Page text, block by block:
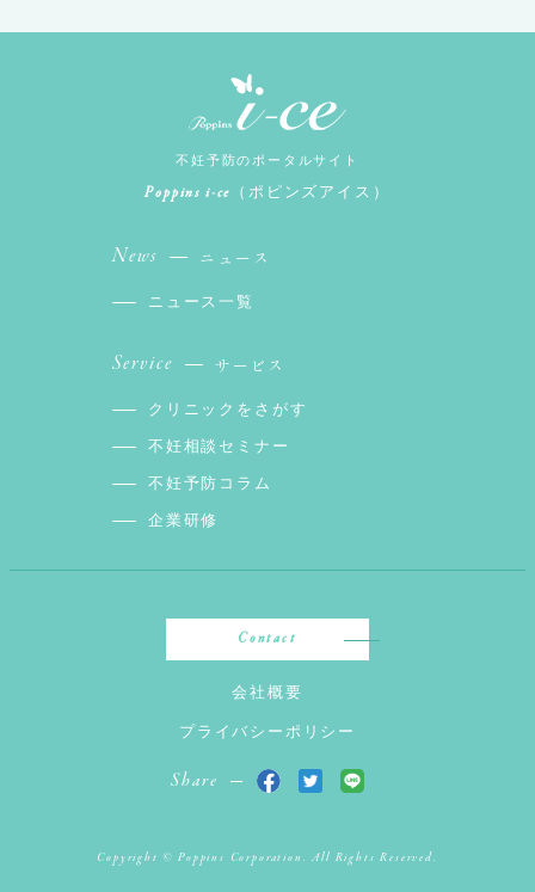
不妊予防のポータルサイト
Poppins i-ce （ポピンズアイス）
News ニュース
ニュース一覧
Service サービス
クリニックをさがす
不妊相談セミナー
不妊予防コラム
企業研修
Contact
会社概要
プライバシーポリシー
Share
Copyright © Poppins Corporation. All Rights Reserved.